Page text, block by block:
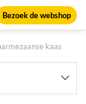
Bezoek de webshop
kaas